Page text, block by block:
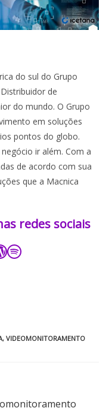
do sul do Grupo
de
do mundo. O Grupo
em soluções
pontos do globo.
ir além. Com a
de acordo com sua
que a Macnica
redes sociais​​​
, VIDEOMONITORAMENTO